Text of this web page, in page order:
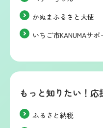
かぬまふるさと大使
いちご市KANUMAサポ
もっと知りたい！応
ふるさと納税